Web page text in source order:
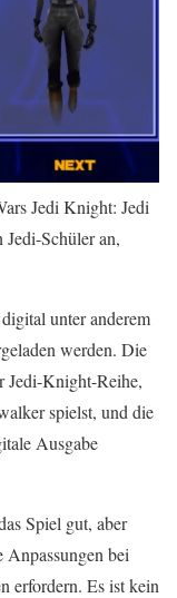
Jedi Knight: Jedi
Schüler an,
unter anderem
werden. Die
Jedi-Knight-Reihe,
spielst, und die
Ausgabe
Spiel gut, aber
bei
erfordern. Es ist kein